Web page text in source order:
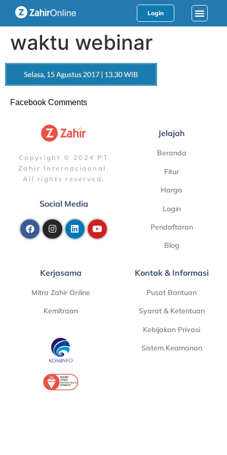
Login
waktu webinar
Facebook Comments
Copyright © 2024 PT
Zahir Internasiaonal.
All rights reserved.
Social Media
Jelajah
Beranda
Fitur
Harga
Login
Pendaftaran
Blog
Kerjasama
Mitra Zahir Online
Kemitraan
Kontak & Informasi
Pusat Bantuan
Syarat & Ketentuan
Kebijakan Privasi
Sistem Keamanan